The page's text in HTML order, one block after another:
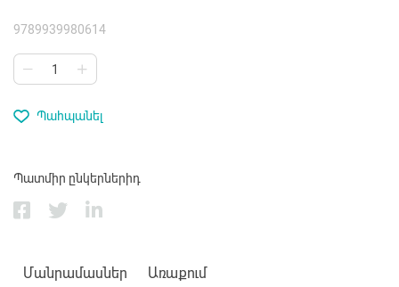
9789939980614
Պահպանել
Պատմիր ընկերներիդ
Մանրամասներ Առաքում